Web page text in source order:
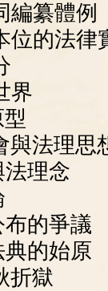
編纂體例
位的法律
界
法理思
理念
的爭議
的始原
折獄